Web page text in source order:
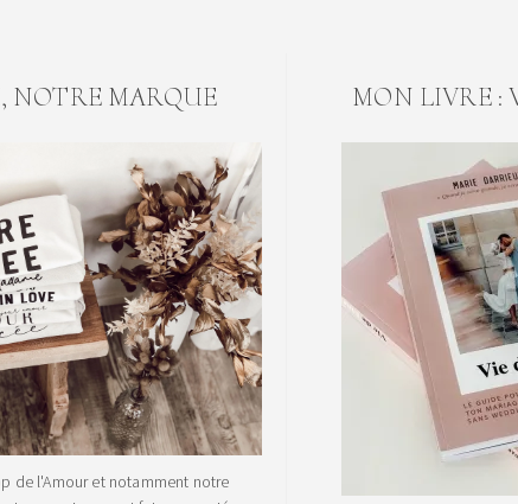
NOTRE MARQUE
de l'Amour et notamment notre
MON LIVRE :